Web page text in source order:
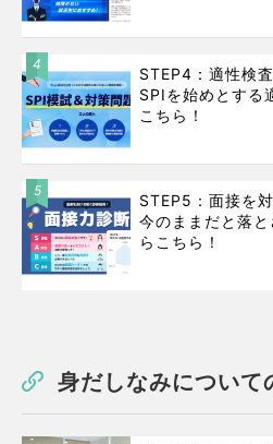
4
STEP4：適性検
SPIを始めとする
こちら！
5
STEP5：面接を
今のままだと落
らこちら！
身だしなみについて